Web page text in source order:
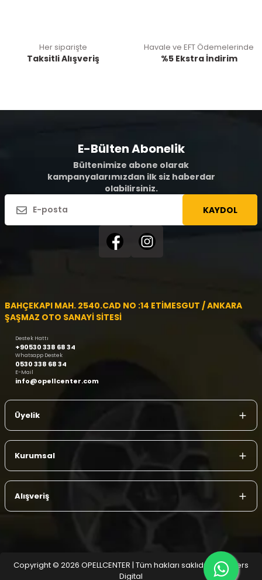
Her siparişte
Taksitli Alışveriş
Havale ve EFT Ödemelerinde
%5 Ekstra İndirim
E-Bülten Abonelik
Bültenimize abone olarak
kampanyalarımızdan ilk siz haberdar
olabilirsiniz.
KAYDOL
BAHÇEKAPI MAH. 2540.CAD NO :14 ETİMESGUT / ANKARA
ŞAŞMAZ OTO SANAYİ SİTESİ
Destek Hattı
+90530 338 68 34
Whatsapp Destek
0530 338 68 34
E-Mail
info@opellcenter.com
Üyelik
Kurumsal
Alışveriş
Copyright © 2026 OPELLCENTER | Tüm hakları saklıdır.
| Reliefers
Digital